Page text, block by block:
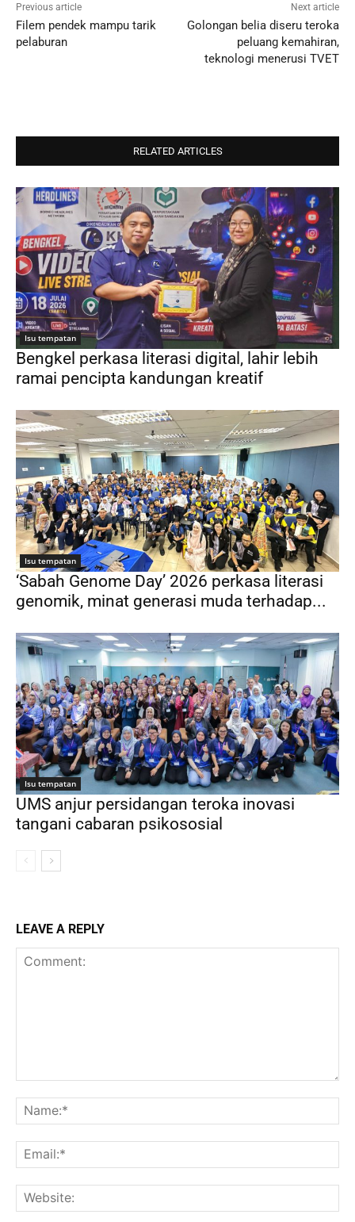
Previous article
Filem pendek mampu tarik
pelaburan
Next article
Golongan belia diseru teroka
peluang kemahiran,
teknologi menerusi TVET
RELATED ARTICLES
Isu tempatan
Bengkel perkasa literasi digital, lahir lebih
ramai pencipta kandungan kreatif
Isu tempatan
‘Sabah Genome Day’ 2026 perkasa literasi
genomik, minat generasi muda terhadap...
Isu tempatan
UMS anjur persidangan teroka inovasi
tangani cabaran psikososial
LEAVE A REPLY